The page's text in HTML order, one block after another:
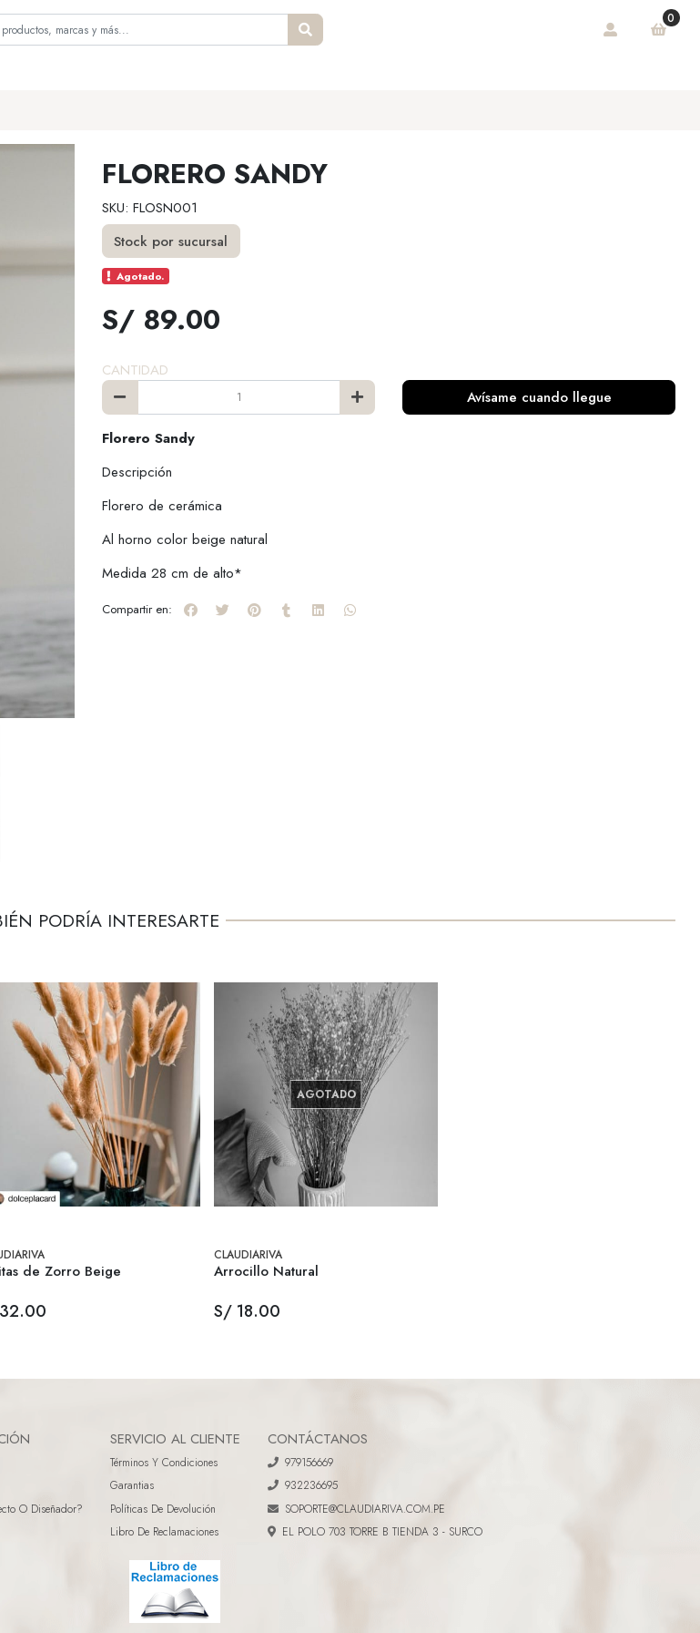
0
FLORERO SANDY
SKU: FLOSN001
Stock por sucursal
Agotado.
S/ 89.00
CANTIDAD
Avísame cuando llegue
Florero Sandy
Descripción
Florero de cerámica
Al horno color beige natural
Medida 28 cm de alto*
Compartir en:
PODRÍA INTERESARTE
de Zorro Beige
AGOTADO
CLAUDIARIVA
Arrocillo Natural
S/ 18.00
O Diseñador?
SERVICIO AL CLIENTE
Términos Y Condiciones
Garantias
Políticas De Devolución
Libro De Reclamaciones
CONTÁCTANOS
979156669
932236695
SOPORTE@CLAUDIARIVA.COM.PE
EL POLO 703 TORRE B TIENDA 3 - SURCO